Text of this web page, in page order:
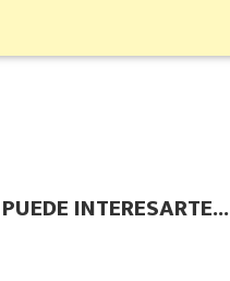
INTERESARTE...